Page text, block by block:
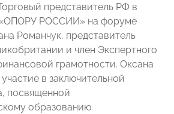
представитель РФ в
«ОПОРУ РОССИИ» на форуме
Романчук, представитель
и член Экспертного
грамотности. Оксана
в заключительной
посвященной
образованию.